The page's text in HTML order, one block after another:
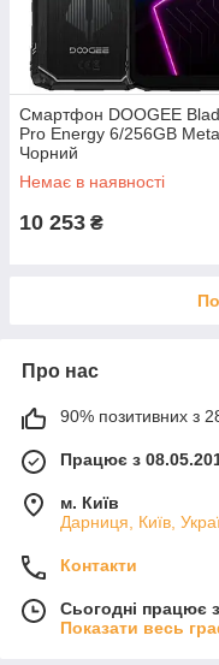
Смартфон DOOGEE
Pro Energy 6/256GB
Чорний
Немає в наявності
10 253 ₴
Про нас
90% позитивних з
Працює з
м. Київ
Дарниця, Київ,
Контакти
Сьогодні працює
Показати весь